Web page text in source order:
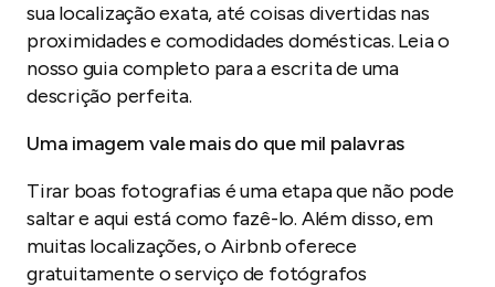
sua localização exata, até coisas divertidas nas
proximidades e comodidades domésticas. Leia o
nosso guia completo para a escrita de uma
descrição perfeita.
Uma imagem vale mais do que mil palavras
Tirar boas fotografias é uma etapa que não pode
saltar e aqui está como fazê-lo. Além disso, em
muitas localizações, o Airbnb oferece
gratuitamente o serviço de fotógrafos